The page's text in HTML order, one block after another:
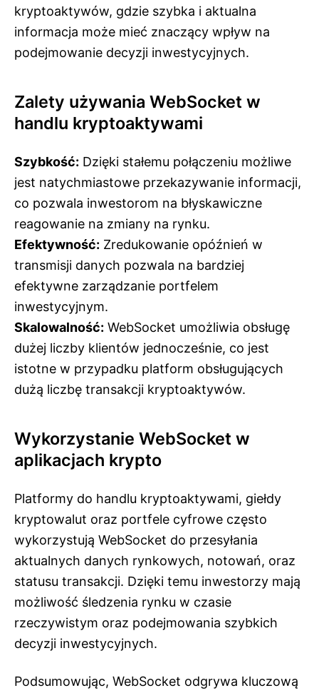
kryptoaktywów, gdzie szybka i aktualna
informacja może mieć znaczący wpływ na
podejmowanie decyzji inwestycyjnych.
Zalety używania WebSocket w
handlu kryptoaktywami
Szybkość: Dzięki stałemu połączeniu możliwe
jest natychmiastowe przekazywanie informacji,
co pozwala inwestorom na błyskawiczne
reagowanie na zmiany na rynku.
Efektywność: Zredukowanie opóźnień w
transmisji danych pozwala na bardziej
efektywne zarządzanie portfelem
inwestycyjnym.
Skalowalność: WebSocket umożliwia obsługę
dużej liczby klientów jednocześnie, co jest
istotne w przypadku platform obsługujących
dużą liczbę transakcji kryptoaktywów.
Wykorzystanie WebSocket w
aplikacjach krypto
Platformy do handlu kryptoaktywami, giełdy
kryptowalut oraz portfele cyfrowe często
wykorzystują WebSocket do przesyłania
aktualnych danych rynkowych, notowań, oraz
statusu transakcji. Dzięki temu inwestorzy mają
możliwość śledzenia rynku w czasie
rzeczywistym oraz podejmowania szybkich
decyzji inwestycyjnych.
Podsumowując, WebSocket odgrywa kluczową